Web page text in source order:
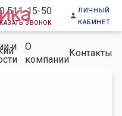
511-15-50
звонок
личный
кабинет
и
О
компании
Контакты